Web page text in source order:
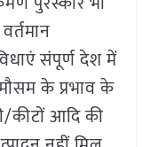
संपूर्ण देश में
के प्रभाव के
कीटों आदि की